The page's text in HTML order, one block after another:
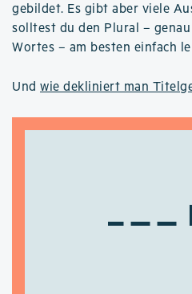
gebildet. Es gibt aber viele
solltest du den Plural – genau
Wortes – am besten einfach
Und wie dekliniert man